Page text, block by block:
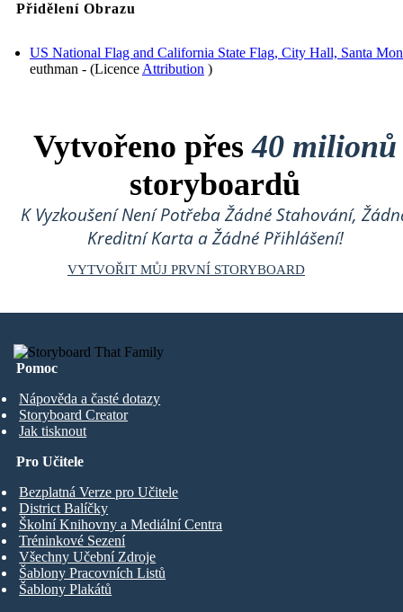
Přidělení Obrazu
US National Flag and California State Flag, City Hall, Santa
euthman - (LicenceAttribution )
Vytvořeno přes40 milionů
storyboardů
K Vyzkoušení Není Potřeba Žádné Stahování,
Kreditní Karta a Žádné Přihlášení!
VYTVOŘIT MŮJ PRVNÍ STORYBOARD
Pomoc
Nápověda a časté dotazy
Storyboard Creator
Jak tisknout
Pro Učitele
Bezplatná Verze pro Učitele
District Balíčky
Školní Knihovny a Mediální Centra
Tréninkové Sezení
Všechny Učební Zdroje
Šablony Pracovních Listů
Šablony Plakátů